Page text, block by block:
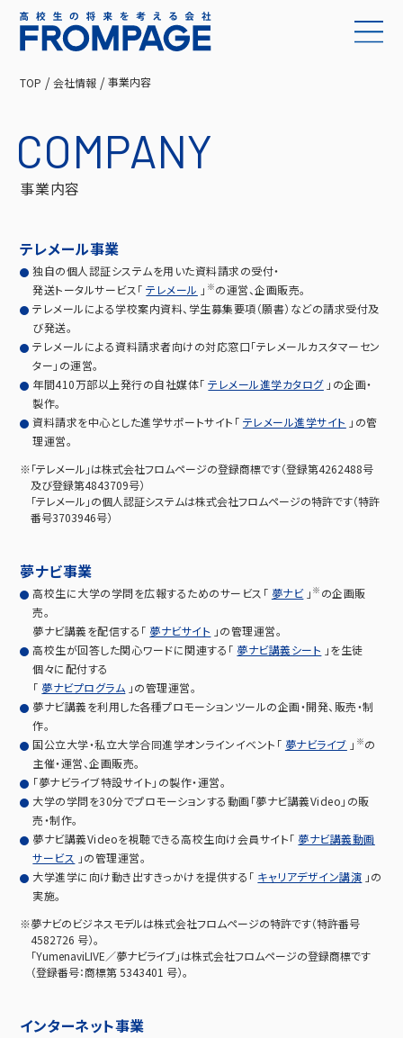
TOP 会社情報 事業内容
COMPANY
事業内容
テレメール事業
独自の個人認証システムを用いた資料請求の受付・
発送トータルサービス「テレメール 」 ※の運営、企画販売。
テレメールによる学校案内資料、学生募集要項（願書）などの請求受付及
び発送。
テレメールによる資料請求者向けの対応窓口「テレメールカスタマーセン
ター」の運営。
年間410万部以上発行の自社媒体「テレメール進学カタログ」の企画・
製作。
資料請求を中心とした進学サポートサイト「 テレメール進学サイト 」の管
理運営。
※「テレメール」は株式会社フロムページの登録商標です（登録第4262488号
及び登録第4843709号）
「テレメール」の個人認証システムは株式会社フロムページの特許です（特許
番号3703946号）
夢ナビ事業
高校生に大学の学問を広報するためのサービス「 夢ナビ」 ※ の企画販
売。
夢ナビ講義を配信する「 夢ナビサイト 」の管理運営。
高校生が回答した関心ワードに関連する「 夢ナビ講義シート 」を生徒
個々に配付する
「 夢ナビプログラム 」の管理運営。
夢ナビ講義を利用した各種プロモーションツールの企画・開発、販売・制
作。
国公立大学・私立大学合同進学オンラインイベント「 夢ナビライブ 」 ※の
主催・運営、企画販売。
「夢ナビライブ特設サイト」の製作・運営。
大学の学問を30分でプロモーションする動画「夢ナビ講義Video」の販
売・制作。
夢ナビ講義Videoを視聴できる高校生向け会員サイト「 夢ナビ講義動画
サービス 」の管理運営。
大学進学に向け動き出すきっかけを提供する「 キャリアデザイン講演 」の
実施。
※夢ナビのビジネスモデルは株式会社フロムページの特許です（特許番号
4582726 号）。
「YumenaviLIVE／夢ナビライブ」は株式会社フロムページの登録商標です
（登録番号：商標第 5343401 号）。
インターネット事業
ニュース
情報セキュリティ
運営サイト
お問い合わせ